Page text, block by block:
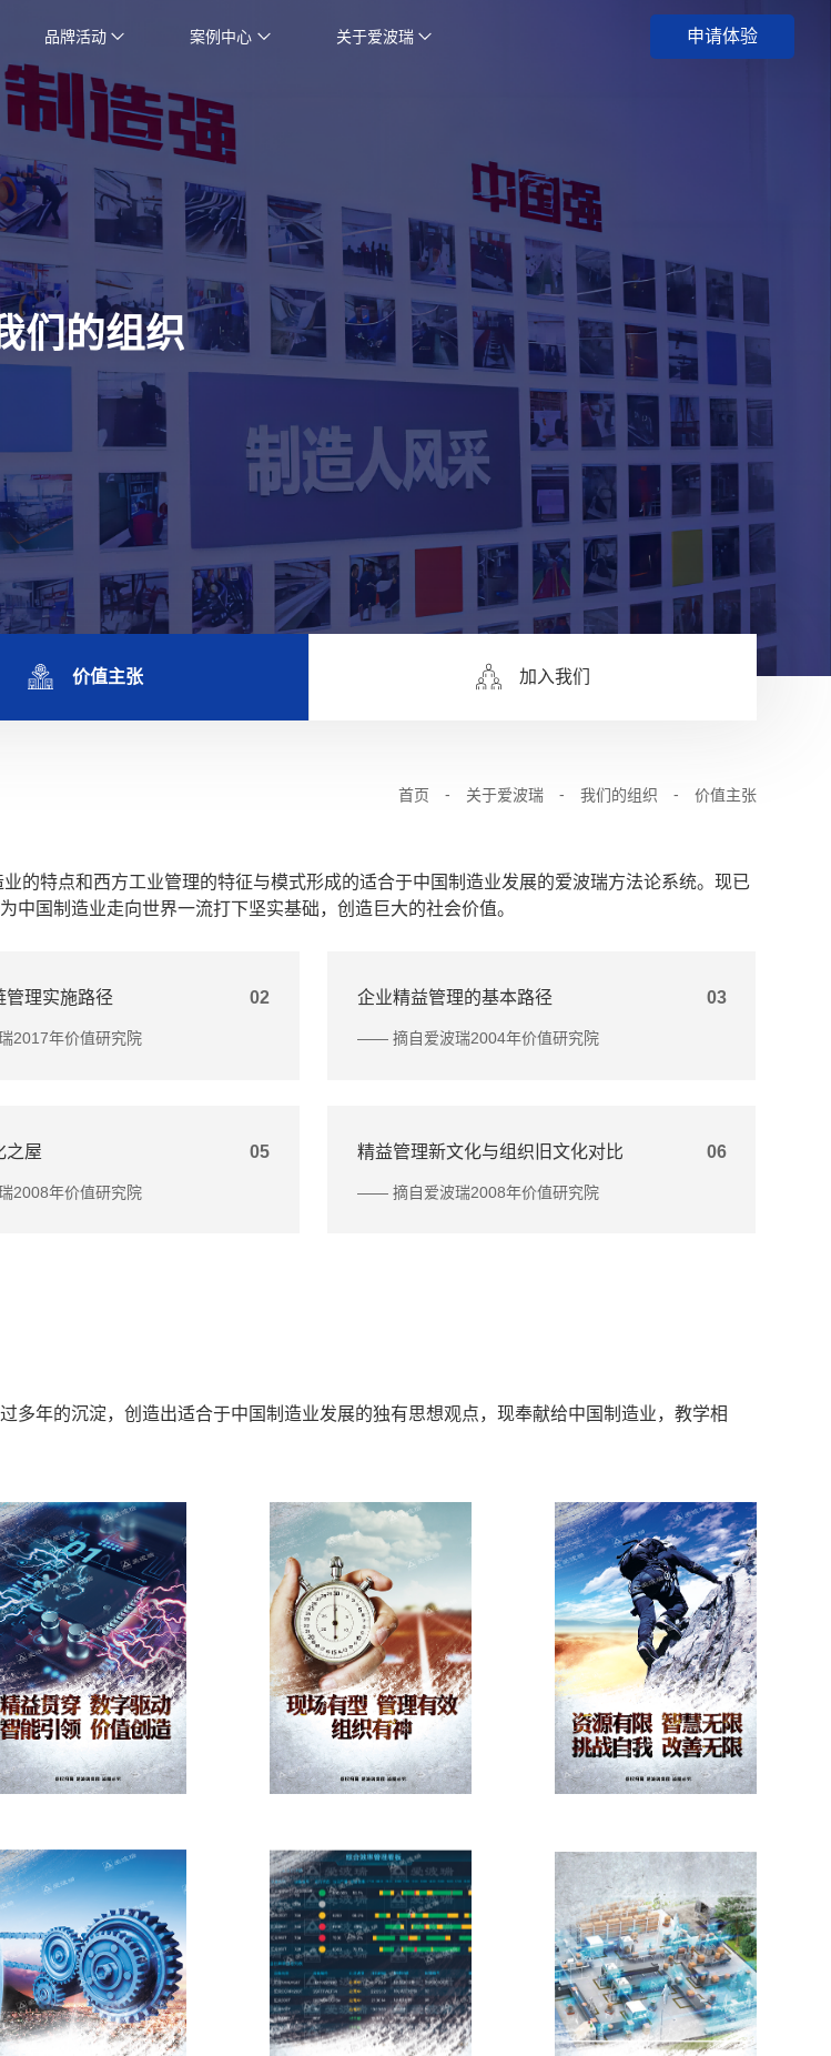
品牌活动 案例中心 关于爱波瑞 申请体验
们的组织
价值主张 加入我们
首页 - 关于爱波瑞 - 我们的组织 - 价值主张
的特点和西方工业管理的特征与模式形成的适合于中国制造业发展的爱波瑞方法论系统。现已
国制造业走向世界一流打下坚实基础，创造巨大的社会价值。
管理实施路径 02
2017年价值研究院
企业精益管理的基本路径 03
—— 摘自爱波瑞2004年价值研究院
之屋 05
2008年价值研究院
精益管理新文化与组织旧文化对比 06
—— 摘自爱波瑞2008年价值研究院
年的沉淀，创造出适合于中国制造业发展的独有思想观点，现奉献给中国制造业，教学相